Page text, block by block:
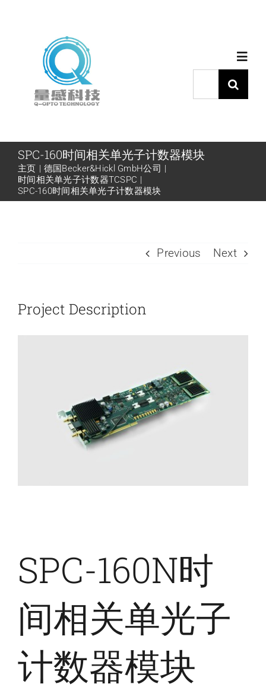
产品中心
代理品牌
新闻和活动
索：
SPC-160时间相关单光子计数器模块
主页
德国Becker&Hickl GmbH公司
时间相关单光子计数器TCSPC
SPC-160时间相关单光子计数器模块
Previous Next
Project Description
SPC-160N时
间相关单光子
计数器模块